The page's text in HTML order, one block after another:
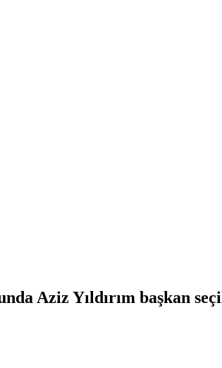
Aziz Yıldırım başkan